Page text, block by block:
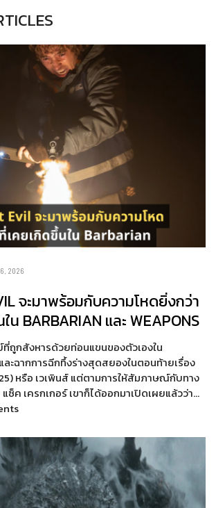
6, 2026
จะมาพร้อมกับความโหดยิ่งกว่า
น BARBARIAN และ WEAPONS
ถูกสังหารด้วยท่อนแขนของตัวเองใน
ะฉากการฉีกทึ้งร่างสุดสยองในตอนท้ายเรื่อง
หรือ เวเพินส์ แต่ตามการให้สัมภาษณ์กับทาง
ซ็ค เครกเกอร์ เขาก็ได้ออกมาเปิดเผยแล้วว่า…